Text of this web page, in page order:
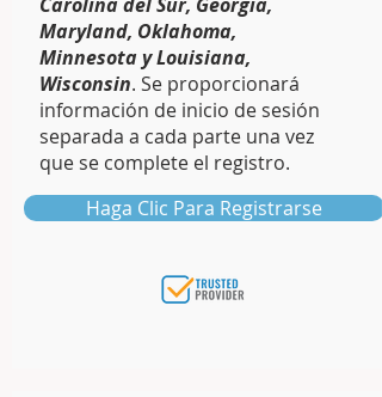
Maryland, Oklahoma,
Minnesota y Louisiana,
Wisconsin. Se proporcionará
información de inicio de sesión
separada a cada parte una vez
que se complete el registro.
Haga Clic Para Registrarse